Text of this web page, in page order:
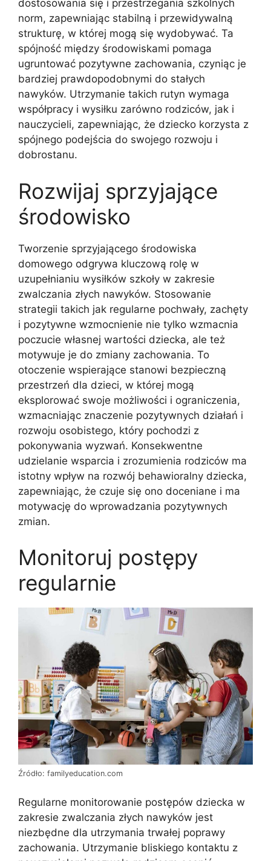
dostosowania się i przestrzegania szkolnych
norm, zapewniając stabilną i przewidywalną
strukturę, w której mogą się wydobywać. Ta
spójność między środowiskami pomaga
ugruntować pozytywne zachowania, czyniąc je
bardziej prawdopodobnymi do stałych
nawyków. Utrzymanie takich rutyn wymaga
współpracy i wysiłku zarówno rodziców, jak i
nauczycieli, zapewniając, że dziecko korzysta z
spójnego podejścia do swojego rozwoju i
dobrostanu.
Rozwijaj sprzyjające
środowisko
Tworzenie sprzyjającego środowiska
domowego odgrywa kluczową rolę w
uzupełnianiu wysiłków szkoły w zakresie
zwalczania złych nawyków. Stosowanie
strategii takich jak regularne pochwały, zachęty
i pozytywne wzmocnienie nie tylko wzmacnia
poczucie własnej wartości dziecka, ale też
motywuje je do zmiany zachowania. To
otoczenie wspierające stanowi bezpieczną
przestrzeń dla dzieci, w której mogą
eksplorować swoje możliwości i ograniczenia,
wzmacniając znaczenie pozytywnych działań i
rozwoju osobistego, który pochodzi z
pokonywania wyzwań. Konsekwentne
udzielanie wsparcia i zrozumienia rodziców ma
istotny wpływ na rozwój behawioralny dziecka,
zapewniając, że czuje się ono doceniane i ma
motywację do wprowadzania pozytywnych
zmian.
Monitoruj postępy
regularnie
Źródło: familyeducation.com
Regularne monitorowanie postępów dziecka w
zakresie zwalczania złych nawyków jest
niezbędne dla utrzymania trwałej poprawy
zachowania. Utrzymanie bliskiego kontaktu z